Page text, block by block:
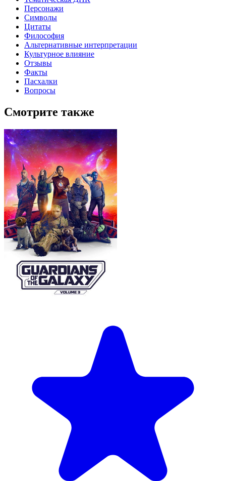
Персонажи
Символы
Цитаты
Философия
Альтернативные интерпретации
Культурное влияние
Отзывы
Факты
Пасхалки
Вопросы
Смотрите также